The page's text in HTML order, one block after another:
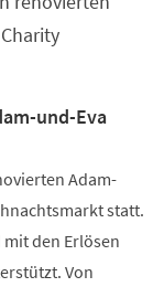
und-Eva
Adam-
statt.
den Erlösen
Von